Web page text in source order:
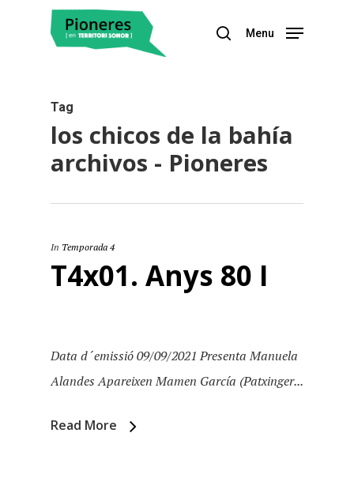
Menu
Tag
los chicos de la bahía
archivos - Pioneres
In Temporada 4
T4x01. Anys 80 I
Data d´emissió 09/09/2021 Presenta Manuela
Alandes Apareixen Mamen García (Patxinger...
Read More